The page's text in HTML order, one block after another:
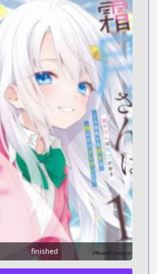
finished